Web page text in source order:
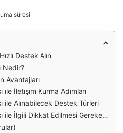
süresi
Destek Alın
Nedir?
Avantajları
ile İletişim Kurma Adımları
ile Alınabilecek Destek Türleri
İlgili Dikkat Edilmesi Gerekenler